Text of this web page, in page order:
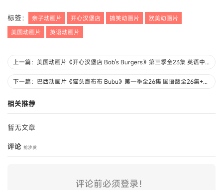
标签： 亲子动画片 开心汉堡店 搞笑动画片
欧美动画片
美国动画片
英语动画片
上一篇：美国动画片《开心汉堡店 Bob's Burgers》第三季全23集 英语中英双字 720P/MKV/4.92G 动画片开心汉堡店全集下载
下一篇：巴西动画片《猫头鹰布布 Bubu》第一季全26集 国语版全26集+英语版全26集 1080P/MP4/G 动画片猫头鹰布布下载
相关推荐
暂无文章
评论 抢沙发
评论前必须登录！